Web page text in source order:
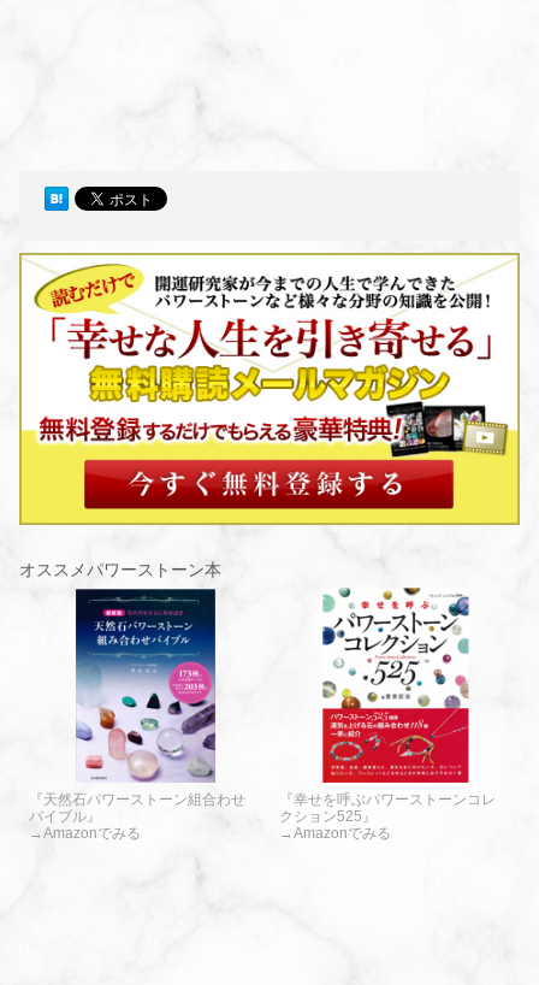
オススメパワーストーン本
『天然石パワーストーン組合わせ
バイブル』
→Amazonでみる
『幸せを呼ぶパワーストーンコレ
クション525』
→Amazonでみる